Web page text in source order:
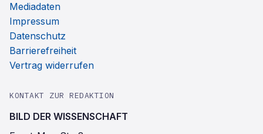
Mediadaten
Impressum
Datenschutz
Barrierefreiheit
Vertrag widerrufen
KONTAKT ZUR REDAKTION
BILD DER WISSENSCHAFT